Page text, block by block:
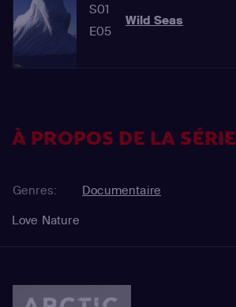
S01
E05
Wild Seas
À PROPOS DE LA SÉRIE
Genres:
Documentaire
Love Nature